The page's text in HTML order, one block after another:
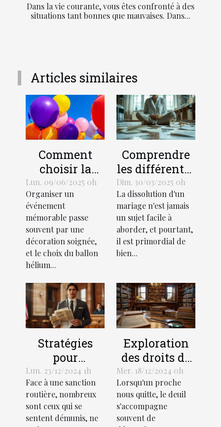
Dans la vie courante, vous êtes confronté à des
situations tant bonnes que mauvaises. Dans...
Articles similaires
Comment
choisir la
taille et le
design d'un
ballon hélium
pour votre
événement
Lun. 09/06/2025 0h
Organiser un
événement
mémorable passe
souvent par une
décoration soignée,
et le choix du ballon
hélium...
Comprendre
les différentes
procédures de
divorce et
leurs impacts
Dim. 30/03/2025 0h
La dissolution d'un
mariage n'est jamais
un sujet facile à
aborder, et pourtant,
il est primordial de
bien...
Stratégies
pour
contester
efficacement
une amende
routière
Lun. 23/12/2024 1h
Face à une sanction
routière, nombreux
sont ceux qui se
sentent démunis, ne
Exploration
des droits de
succession et
héritage selon
la loi
française
Mer. 18/12/2024 0h
Lorsqu'un proche
nous quitte, le deuil
s'accompagne
souvent de